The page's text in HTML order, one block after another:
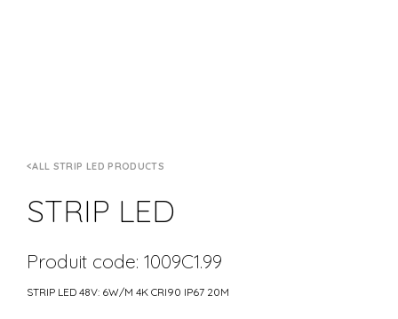
ALL STRIP LED PRODUCTS
STRIP LED
Produit code: 1009C1.99
STRIP LED 48V: 6W/M 4K CRI90 IP67 20M